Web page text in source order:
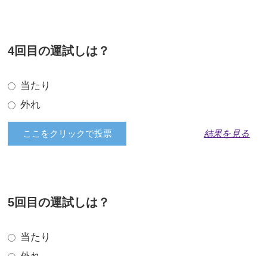
4回目の運試しは？
当たり
外れ
結果を見る
5回目の運試しは？
当たり